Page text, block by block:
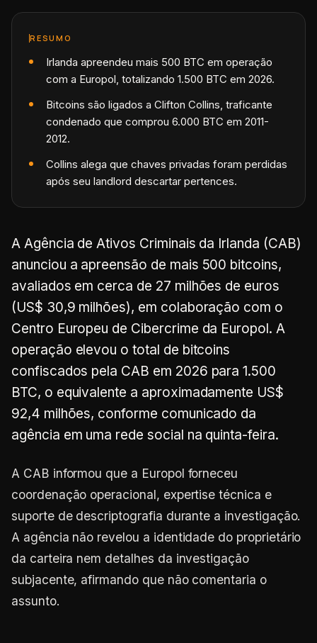
RESUMO
Irlanda apreendeu mais 500 BTC em operação
com a Europol, totalizando 1.500 BTC em 2026.
Bitcoins são ligados a Clifton Collins, traficante
condenado que comprou 6.000 BTC em 2011-
2012.
Collins alega que chaves privadas foram perdidas
após seu landlord descartar pertences.
A Agência de Ativos Criminais da Irlanda (CAB)
anunciou a apreensão de mais 500 bitcoins,
avaliados em cerca de 27 milhões de euros
(US$ 30,9 milhões), em colaboração com o
Centro Europeu de Cibercrime da Europol. A
operação elevou o total de bitcoins
confiscados pela CAB em 2026 para 1.500
BTC, o equivalente a aproximadamente US$
92,4 milhões, conforme comunicado da
agência em uma rede social na quinta-feira.
A CAB informou que a Europol forneceu
coordenação operacional, expertise técnica e
suporte de descriptografia durante a investigação.
A agência não revelou a identidade do proprietário
da carteira nem detalhes da investigação
subjacente, afirmando que não comentaria o
assunto.